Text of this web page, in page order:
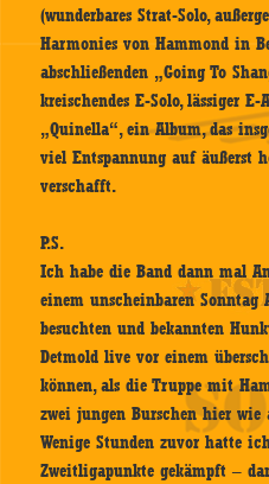
(wunderbares Strat-Solo,
Harmonies von Hammond in
abschließenden „Going To
kreischendes E-Solo, lässiger E-
„Quinella“, ein Album, das
viel Entspannung auf äußerst
verschafft.
P.S.
Ich habe die Band dann mal
einem unscheinbaren
besuchten und bekannten
Detmold live vor einem
können, als die Truppe mit
zwei jungen Burschen hier
Wenige Stunden zuvor hatte
Zweitligapunkte gekämpft –